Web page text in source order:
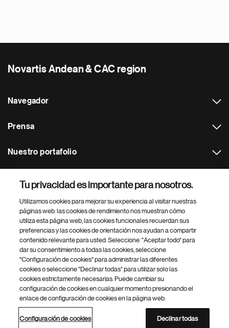
Novartis Andean & CAC region
Navegador
Prensa
Nuestro portafolio
Footer Site Search
inferior
del
© 2026 Novartis AG
Política de privacidad Términos de uso
Accesibilidad
Configuración de cookies
Mapa del sitio
Tu privacidad es importante para nosotros.
Utilizamos cookies para mejorar su experiencia al visitar nuestras
páginas web: las cookies de rendimiento nos muestran cómo
utiliza esta página web, las cookies funcionales recuerdan sus
preferencias y las cookies de orientación nos ayudan a compartir
contenido relevante para usted. Seleccione: "Aceptar todo" para
dar su consentimiento a todas las cookies, seleccione
"Configuración de cookies" para administrar las diferentes
cookies o seleccione "Declinar todas" para utilizar solo las
cookies estrictamente necesarias. Puede cambiar su
configuración de cookies en cualquier momento presionando el
enlace de configuración de cookies en la página web.
Configuración de cookies Declinar todas